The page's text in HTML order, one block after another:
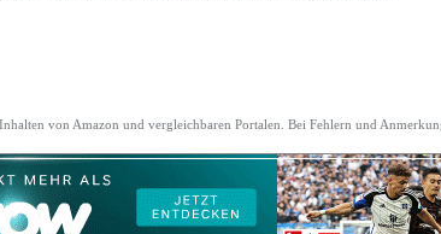
von Amazon und vergleichbaren Portalen. Bei Fehlern und